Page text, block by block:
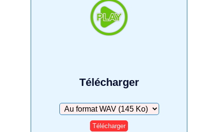
Télécharger
Télécharger